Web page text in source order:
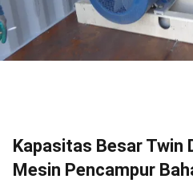
Kapasitas Besar Twin
Mesin Pencampur